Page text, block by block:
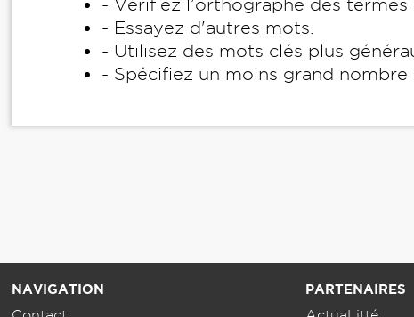
- Vérifiez l’orthographe des termes
- Essayez d'autres mots.
- Utilisez des mots clés plus
- Spécifiez un moins grand nombre
NAVIGATION
PARTENAIRES